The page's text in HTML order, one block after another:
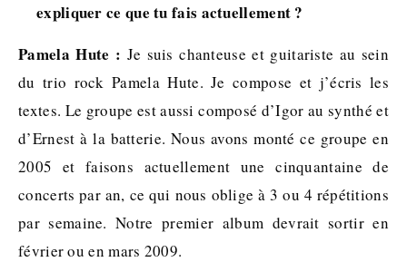
expliquer ce que tu fais actuellement ?
Pamela Hute : Je suis chanteuse et guitariste au sein
du trio rock Pamela Hute. Je compose et j’écris les
textes. Le groupe est aussi composé d’Igor au synthé et
d’Ernest à la batterie. Nous avons monté ce groupe en
2005 et faisons actuellement une cinquantaine de
concerts par an, ce qui nous oblige à 3 ou 4 répétitions
par semaine. Notre premier album devrait sortir en
février ou en mars 2009.